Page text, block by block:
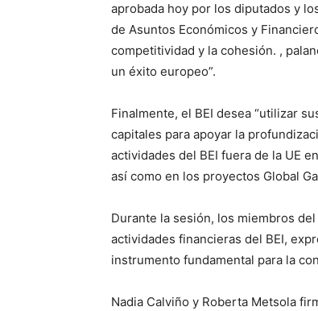
aprobada hoy por los diputados y
de Asuntos Económicos y
competitividad y la cohesión. ,
un éxito europeo”.
Finalmente, el BEI desea “utilizar
capitales para apoyar la
actividades del BEI fuera de la UE
así como en los proyectos Global
Durante la sesión, los miembros
actividades financieras del BEI,
instrumento fundamental para la
Nadia Calviño y Roberta Metsola